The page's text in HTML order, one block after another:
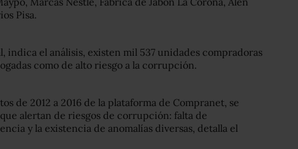
Pisa.
indica el análisis, existen mil 537 unidades compradoras
como de alto riesgo a la corrupción.
de 2012 a 2016 de la plataforma de Compranet, se
alertan de riesgos de corrupción: falta de
y la existencia de anomalías diversas, detalla el